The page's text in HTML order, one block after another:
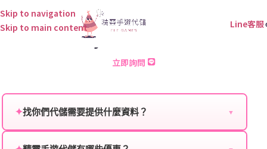
Skip to navigation
Skip to main content
Line客服
RhythmGo 儲值
立即詢問
✦找你們代儲需要提供什麼資料？ ▼